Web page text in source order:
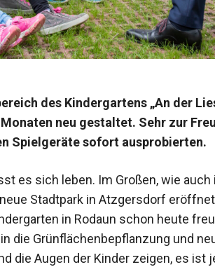
des Kindergartens „An der
neu gestaltet. Sehr zur
Spielgeräte sofort ausprobierten.
es sich leben. Im Großen, wie auch
Stadtpark in Atzgersdorf
in Rodaun schon heute
die Grünflächenbepflanzung und
die Augen der Kinder zeigen, es ist